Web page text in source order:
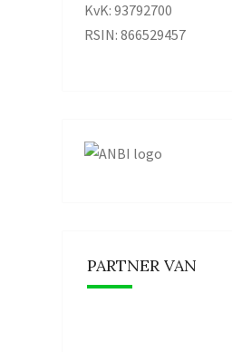
KvK: 93792700
RSIN: 866529457
PARTNER VAN